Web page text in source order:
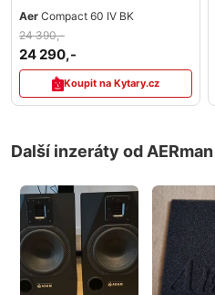
Aer Compact 60 IV BK
24 390,-
24 290,-
Koupit na Kytary.cz
Další inzeráty od